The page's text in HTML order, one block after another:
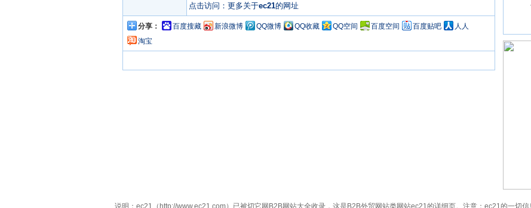
点击访问：更多关于ec21的网址
分享： 百度搜藏 新浪微博 QQ微博 QQ收藏 QQ空间 百度空间 百度贴吧
人人
淘宝
·